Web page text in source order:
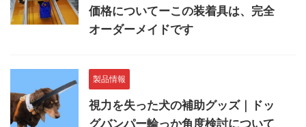
価格についてーこの装着具は、完全
オーダーメイドです
製品情報
視力を失った犬の補助グッズ｜ドッ
グバンパー輪っか角度検討について